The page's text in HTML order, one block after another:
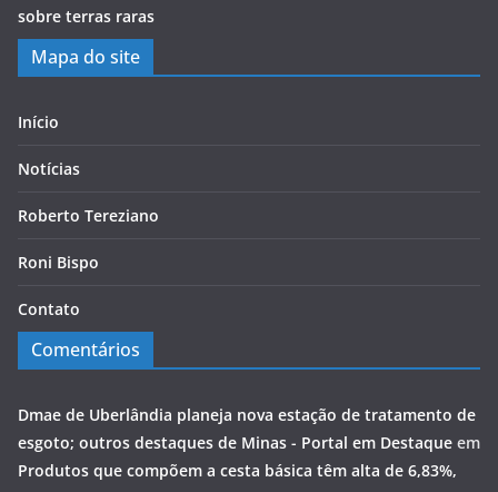
sobre terras raras
Mapa do site
Início
Notícias
Roberto Tereziano
Roni Bispo
Contato
Comentários
Dmae de Uberlândia planeja nova estação de tratamento de
esgoto; outros destaques de Minas - Portal em Destaque em
Produtos que compõem a cesta básica têm alta de 6,83%,